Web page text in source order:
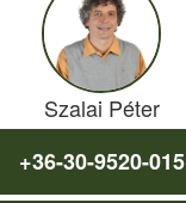
Szalai Péter
+36-30-9520-015